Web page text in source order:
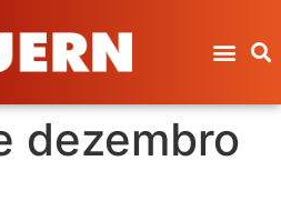
dezembro